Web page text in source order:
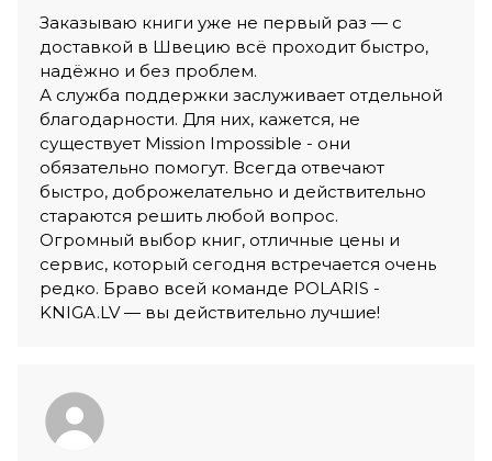
Заказываю книги уже не первый раз — с
доставкой в Швецию всё проходит быстро,
надёжно и без проблем.
А служба поддержки заслуживает отдельной
благодарности. Для них, кажется, не
существует Mission Impossible - они
обязательно помогут. Всегда отвечают
быстро, доброжелательно и действительно
стараются решить любой вопрос.
Огромный выбор книг, отличные цены и
сервис, который сегодня встречается очень
редко. Браво всей команде POLARIS -
KNIGA.LV — вы действительно лучшие!